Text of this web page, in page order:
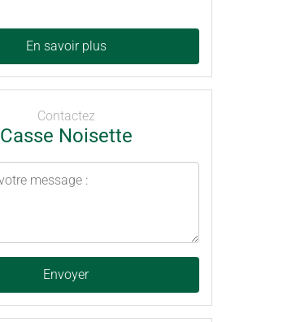
En savoir plus
Contactez
Casse Noisette
Envoyer